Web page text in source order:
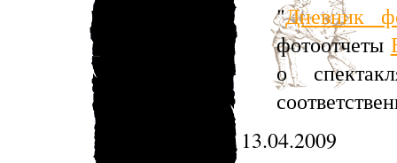
"Дневник
фотоотчеты
о
13.04.2009